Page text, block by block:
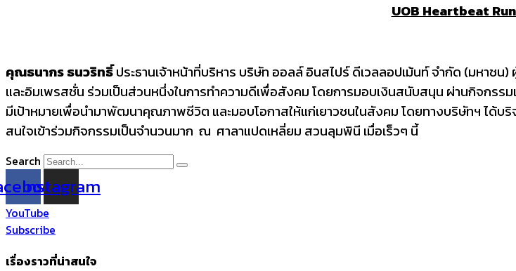
UOB Heartbeat
คุณธนากร ธนวริทธิ์ประธานเจ้าหน้าที่บริหาร บริษัท ออลล์ อินสไปร์ ดีเวลลอปเม้นท์ จำกัด (มหาชน
และอิมเพรสชั่น ร่วมเป็นส่วนหนึ่งในการทำความดีเพื่อสังคม โดยการมอบเงินสนับสนุน ผ่านกิจกรรม
มีเป้าหมายเพื่อนำมาพัฒนาคุณภาพชีวิต และมอบโอกาสให้แก่เยาวชนในสังคม โดยทางบริษัทฯ ได้บริ
สนใจเข้าร่วมกิจกรรมเป็นจำนวนมาก ณ ศาลาแปดเหลี่ยม สวนลุมพินี เมื่อเร็วๆ นี้
Search
Instagram
YouTube
Subscribe
เรื่องราวที่น่าสนใจ